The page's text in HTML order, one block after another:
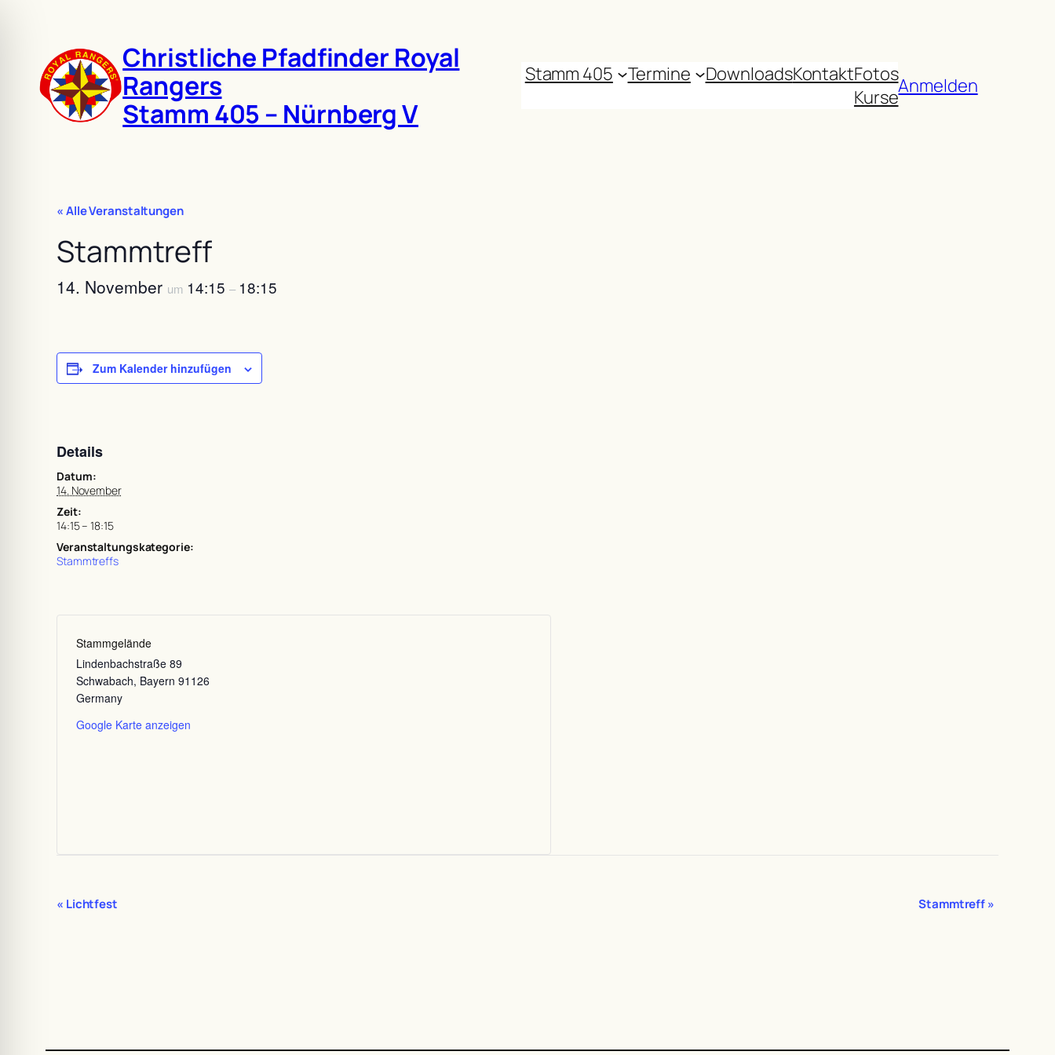
Christliche Pfadfinder Royal
Rangers
Stamm 405 – Nürnberg V
Stamm 405 Termine DownloadsKontaktFotos
KurseAnmelden
« Alle Veranstaltungen
Stammtreff
14. November um 14:15 – 18:15
Zum Kalender hinzufügen
Details
Datum:
14. November
Zeit:
14:15 – 18:15
Veranstaltungskategorie:
Stammtreffs
Stammgelände
Lindenbachstraße 89
Schwabach, Bayern 91126
Germany
Google Karte anzeigen
Veranstaltung-
« Lichtfest Stammtreff»